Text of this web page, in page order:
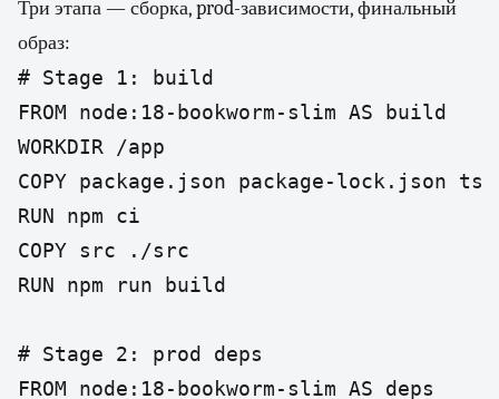
Три этапа — сборка, prod-зависимости, финальный
образ:
# Stage 1: build
FROM node:18-bookworm-slim AS build
WORKDIR /app
COPY package.json package-lock.json
RUN npm ci
COPY src ./src
RUN npm run build
# Stage 2: prod deps
FROM node:18-bookworm-slim AS deps